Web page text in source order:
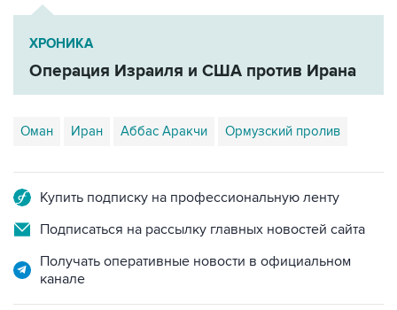
ХРОНИКА
Операция Израиля и США против Ирана
Оман Иран Аббас Аракчи Ормузский пролив
Купить подписку на профессиональную ленту
Подписаться на рассылку главных новостей сайта
Получать оперативные новости в официальном
канале